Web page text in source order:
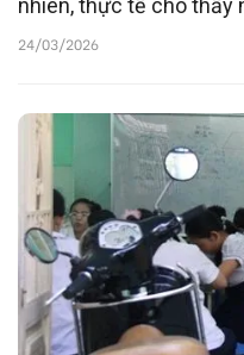
nhiên, thực tế cho thấy
đi mà đang chuyển
24/03/2026